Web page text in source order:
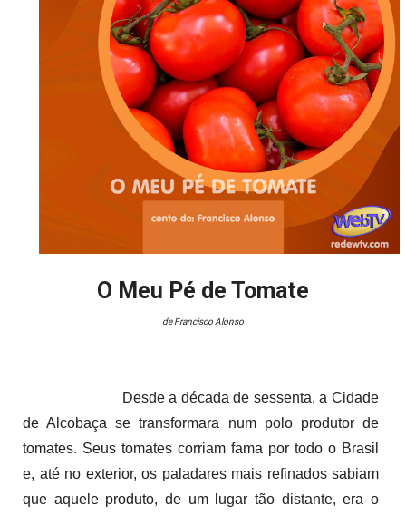
O Meu Pé de Tomate
de Francisco Alonso
Desde a década de sessenta, a Cidade
de Alcobaça se transformara num poloprodutor de
tomates. Seus tomates corriam fama por todo o Brasil
e, até no exterior, os paladares mais refinados sabiam
que aquele produto, de um lugar tão distante, era o